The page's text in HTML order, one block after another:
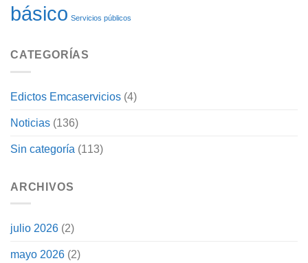
básico Servicios públicos
CATEGORÍAS
Edictos Emcaservicios (4)
Noticias (136)
Sin categoría (113)
ARCHIVOS
julio 2026 (2)
mayo 2026 (2)